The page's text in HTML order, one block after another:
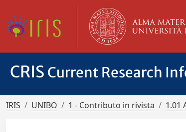
CRIS Current Research
IRIS UNIBO 1 - Contributo in rivista 1.01